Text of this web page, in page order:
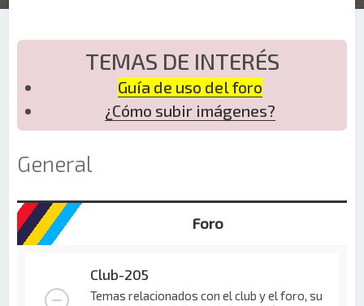
TEMAS DE INTERÉS
Guía de uso del foro
¿Cómo subir imágenes?
General
Foro
Club-205
Temas relacionados con el club y el foro, su